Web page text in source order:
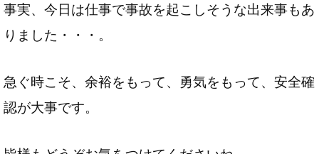
事実、今日は仕事で事故を起こしそうな出来事もあ
りました・・・。
急ぐ時こそ、余裕をもって、勇気をもって、安全確
認が大事です。